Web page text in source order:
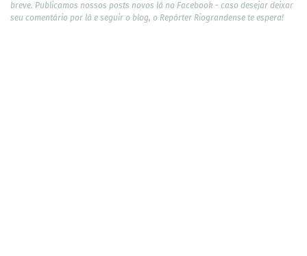
breve. Publicamos nossos posts novos lá no Facebook - caso desejar deixar
seu comentário por lá e seguir o blog, o Repórter Riograndense te espera!